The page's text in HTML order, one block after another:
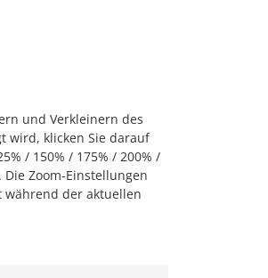
und Verkleinern des
wird, klicken Sie darauf
/ 150% / 175% / 200% /
. Die Zoom-Einstellungen
während der aktuellen